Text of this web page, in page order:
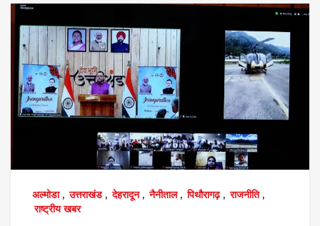
अल्मोडा, उत्तराखंड, देहरादून, नैनीताल, पिथौरागढ़, राजनीति,
राष्ट्रीय खबर